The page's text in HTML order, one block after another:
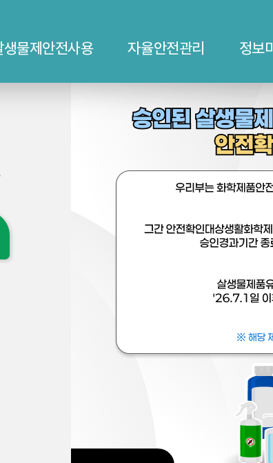
생물제안전사용 자율안전관리 정보
화
승인된 살생물제품 확인 방법과 판매(유통)